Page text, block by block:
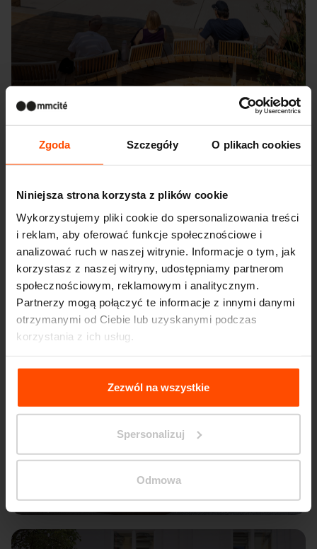
Zgoda Szczegóły O plikach cookies
Niniejsza strona korzysta z plików cookie
Wykorzystujemy pliki cookie do spersonalizowania treści
i reklam, aby oferować funkcje społecznościowe i
analizować ruch w naszej witrynie. Informacje o tym, jak
korzystasz z naszej witryny, udostępniamy partnerom
społecznościowym, reklamowym i analitycznym.
Partnerzy mogą połączyć te informacje z innymi danymi
otrzymanymi od Ciebie lub uzyskanymi podczas
korzystania z ich usług.
Więcej informacji można znaleźć na stroniePrinciples
Relating to the Processing Personal Data
Zezwól na wszystkie
Spersonalizuj
Odmowa
Seattle – Popup park